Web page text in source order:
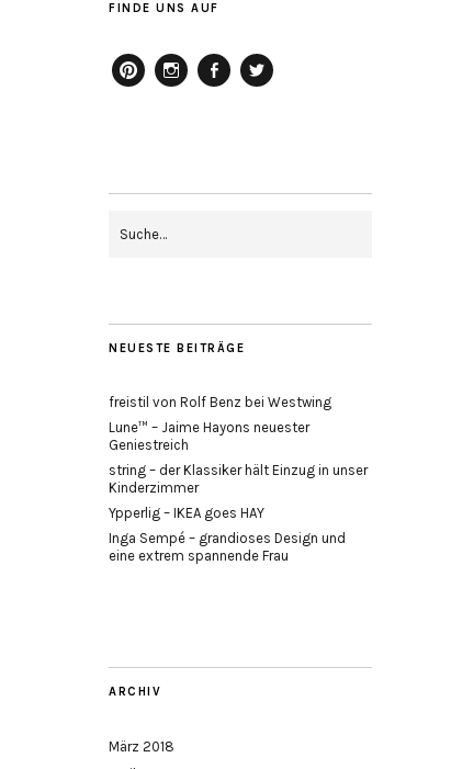
FINDE UNS AUF
NEUESTE BEITRÄGE
freistil von Rolf Benz bei Westwing
Lune™ – Jaime Hayons neuester
Geniestreich
string – der Klassiker hält Einzug in unser
Kinderzimmer
Ypperlig – IKEA goes HAY
Inga Sempé – grandioses Design und
eine extrem spannende Frau
ARCHIV
März 2018